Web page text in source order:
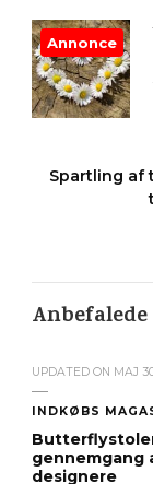
Annonce
Spartling
UPDATED ON MAJ
INDKØBS
gennemgang
designere